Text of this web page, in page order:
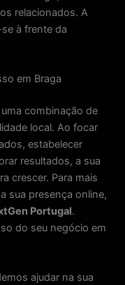
relacionados. A
à frente da
em Braga
combinação de
local. Ao focar
estabelecer
resultados, a sua
crescer. Para mais
sua presença online,
Portugal.
do seu negócio em
ajudar na sua